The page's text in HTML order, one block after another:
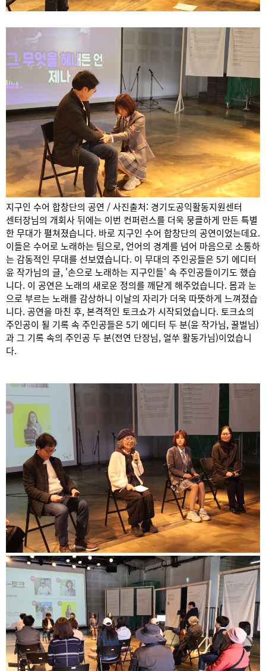
지구인 수어 합창단의 공연 / 사진출처: 경기도공익활동지원센터
센터장님의 개회사 뒤에는 이번 컨퍼런스를 더욱 뭉클하게 만든 특별
한 무대가 펼쳐졌습니다. 바로 지구인 수어 합창단의 공연이었는데요.
이들은 수어로 노래하는 팀으로, 언어의 경계를 넘어 마음으로 소통하
는 감동적인 무대를 선보였습니다. 이 무대의 주인공들은 5기 에디터
윤 작가님의 글, '손으로 노래하는 지구인들' 속 주인공들이기도 했습
니다. 이 공연은 노래의 새로운 정의를 깨닫게 해주었습니다. 몸과 눈
으로 부르는 노래를 감상하니 이날의 자리가 더욱 따뜻하게 느껴졌습
니다. 공연을 마친 후, 본격적인 토크쇼가 시작되었습니다. 토크쇼의
주인공이 될 기록 속 주인공들은 5기 에디터 두 분(윤 작가님, 꿀벌님)
과 그 기록 속의 주인공 두 분(전연 단장님, 얼쑤 활동가님)이었습니
다.